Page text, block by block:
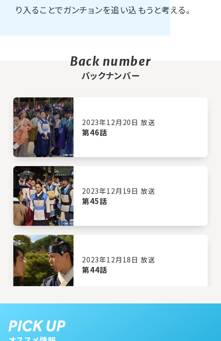
り入ることでガンチョンを追い込もうと考える。
バックナンバー
2023年12月20日 放送
第46話
2023年12月19日 放送
第45話
2023年12月18日 放送
第44話